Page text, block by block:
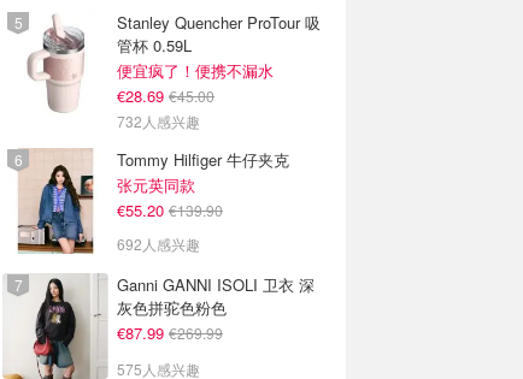
Stanley Quencher ProTour 吸
管杯 0.59L
便宜疯了！便携不漏水
€28.69 €45.00
732人感兴趣
Tommy Hilfiger 牛仔夹克
张元英同款
€55.20 €139.90
692人感兴趣
Ganni GANNI ISOLI 卫衣 深
灰色拼驼色粉色
€87.99 €269.99
575人感兴趣